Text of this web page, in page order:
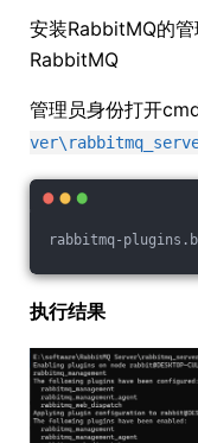
安装RabbitMQ的
RabbitMQ
管理员身份打开
rabbitmq-
执行结果